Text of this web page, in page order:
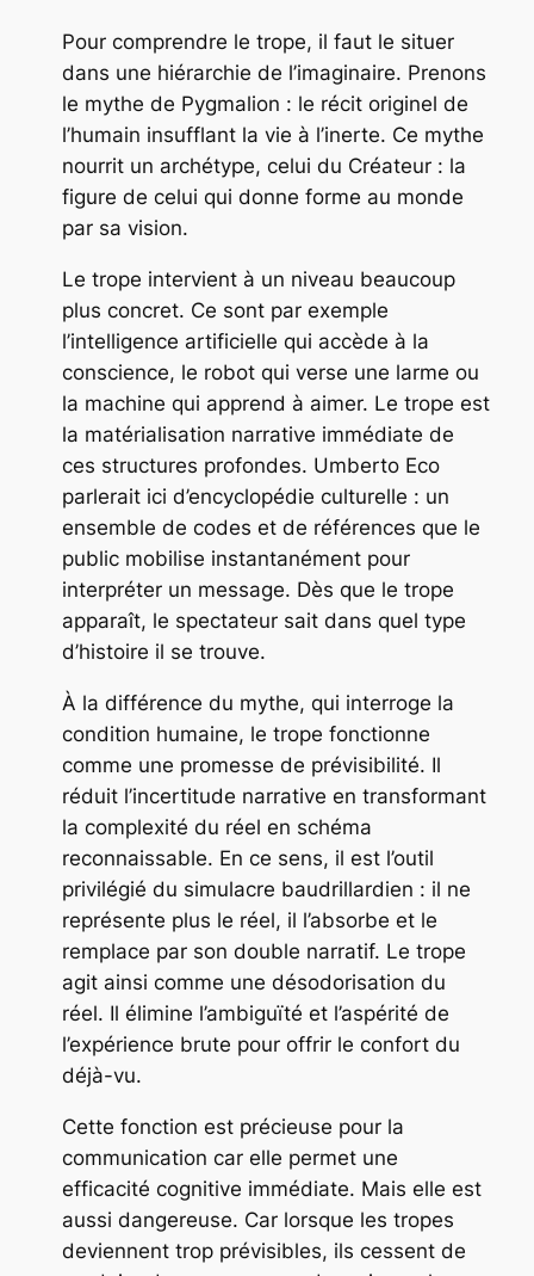
Pour comprendre le trope, il faut le situer
dans une hiérarchie de l’imaginaire. Prenons
le mythe de Pygmalion : le récit originel de
l’humain insufflant la vie à l’inerte. Ce mythe
nourrit un archétype, celui du Créateur : la
figure de celui qui donne forme au monde
par sa vision.
Le trope intervient à un niveau beaucoup
plus concret. Ce sont par exemple
l’intelligence artificielle qui accède à la
conscience, le robot qui verse une larme ou
la machine qui apprend à aimer. Le trope est
la matérialisation narrative immédiate de
ces structures profondes. Umberto Eco
parlerait ici d’encyclopédie culturelle : un
ensemble de codes et de références que le
public mobilise instantanément pour
interpréter un message. Dès que le trope
apparaît, le spectateur sait dans quel type
d’histoire il se trouve.
À la différence du mythe, qui interroge la
condition humaine, le trope fonctionne
comme une promesse de prévisibilité. Il
réduit l’incertitude narrative en transformant
la complexité du réel en schéma
reconnaissable. En ce sens, il est l’outil
privilégié du simulacre baudrillardien : il ne
représente plus le réel, il l’absorbe et le
remplace par son double narratif. Le trope
agit ainsi comme une désodorisation du
réel. Il élimine l’ambiguïté et l’aspérité de
l’expérience brute pour offrir le confort du
déjà-vu.
Cette fonction est précieuse pour la
communication car elle permet une
efficacité cognitive immédiate. Mais elle est
aussi dangereuse. Car lorsque les tropes
deviennent trop prévisibles, ils cessent de